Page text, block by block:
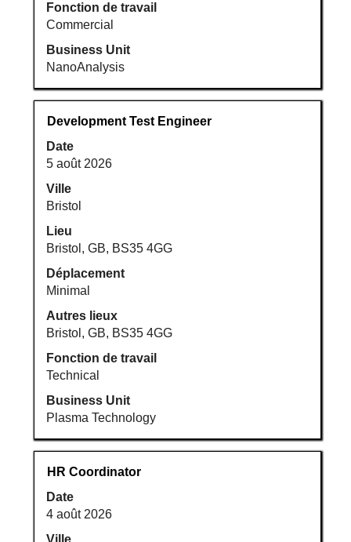
Fonction de travail
Commercial
Business Unit
NanoAnalysis
Titre
Development Test Engineer
Date
5 août 2026
Ville
Bristol
Lieu
Bristol, GB, BS35 4GG
Déplacement
Minimal
Autres lieux
Bristol, GB, BS35 4GG
Fonction de travail
Technical
Business Unit
Plasma Technology
Sélectionnez
avec
la
barre
d’espacement
pour
afficher
tout
contenu
des
informations
d’emploi.
Titre
HR Coordinator
Date
4 août 2026
Ville
Sélectionnez
avec
la
barre